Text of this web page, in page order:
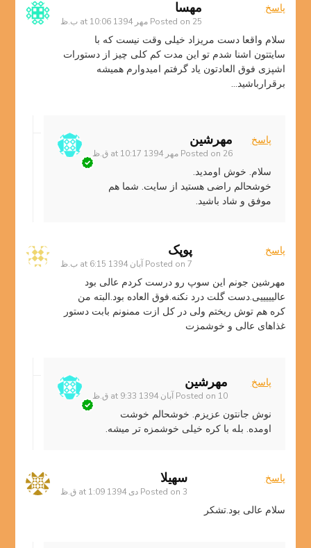
مهسا
Posted on 25 مهر 1394 at 10:06 ب.ظ
پاسخ
سلام واقعا دست مریزاد خیلی وقت نیست که با
سایتتون اشنا شدم تو این مدت کم کلی چیز از دستورات
اشپزی فوق العادتون یاد گرفتم امیدوارم همیشه
برقرارباشید…
مهرشین
Posted on 26 مهر 1394 at 10:17 ق.ظ
پاسخ
سلام. خوش اومدید.
خوشحالم راضی هستید از سایت. شما هم
موفق و شاد باشید.
پوپک
Posted on7 آبان 1394 at 6:15 ب.ظ
پاسخ
مهرشین جونم این سوپ رو درست کردم عالی بود
عالیییییی.دست گلت درد نکنه.فوق العاده بود.البته من
کره هم توش ریختم ولی در کل ازت ممنونم بابت دستور
غذاهای عالی و خوشمزت
مهرشین
Posted on 10 آبان 1394 at 9:33 ق.ظ
پاسخ
نوش جانتون عزیزم. خوشحالم خوشت
اومده. بله با کره خیلی خوشمزه تر میشه.
سهيلا
Posted on 3 دی 1394 at 1:09 ق.ظ
پاسخ
سلام عالى بود.تشکر